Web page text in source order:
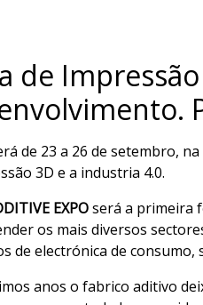
de
de 23 a 26 de setembro,
3D e a industria 4.0.
EXPOserá a primeira
os mais diversos
de electrónica de
anos o fabrico aditivo